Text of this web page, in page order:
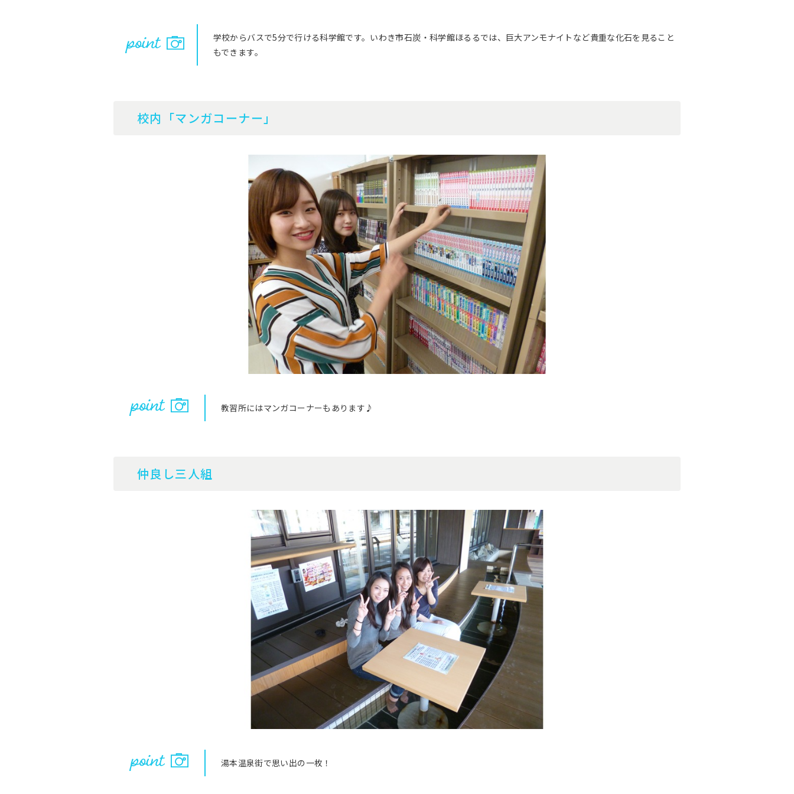
学校からバスで5分で行ける科学館です。いわき市石炭・科学館ほるるでは、巨大アンモナイトなど貴重な化石を見ること
もできます。
校内「マンガコーナー」
教習所にはマンガコーナーもあります♪
仲良し三人組
湯本温泉街で思い出の一枚！